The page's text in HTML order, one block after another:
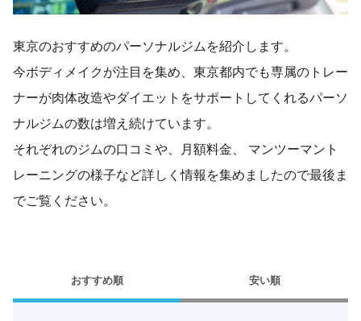
東京のおすすめのパーソナルジムを紹介します。
今ボディメイクが注目を集め、東京都内でも専属のトレー
ナーが肉体改造やダイエットをサポートしてくれるパーソ
ナルジムの数は増え続けています。
それぞれのジムの口コミや、月額料金、 マンツーマント
レーニングの様子など詳しく情報を集めましたので最後ま
でご覧ください。
おすすめ順 安い順